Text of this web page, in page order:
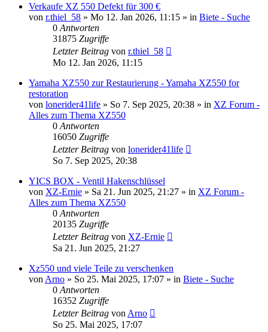
Verkaufe XZ 550 Defekt für 300 €
von r.thiel_58 » Mo 12. Jan 2026, 11:15 » in Biete - Suche
0 Antworten
31875 Zugriffe
Letzter Beitrag von r.thiel_58
Mo 12. Jan 2026, 11:15
Yamaha XZ550 zur Restaurierung - Yamaha XZ550 for
restoration
von lonerider41life » So 7. Sep 2025, 20:38 » in XZ Forum -
Alles zum Thema XZ550
0 Antworten
16050 Zugriffe
Letzter Beitrag von lonerider41life
So 7. Sep 2025, 20:38
YICS BOX - Ventil Hakenschlüssel
von XZ-Ernie » Sa 21. Jun 2025, 21:27 » in XZ Forum -
Alles zum Thema XZ550
0 Antworten
20135 Zugriffe
Letzter Beitrag von XZ-Ernie
Sa 21. Jun 2025, 21:27
Xz550 und viele Teile zu verschenken
von Arno » So 25. Mai 2025, 17:07 » in Biete - Suche
0 Antworten
16352 Zugriffe
Letzter Beitrag von Arno
So 25. Mai 2025, 17:07